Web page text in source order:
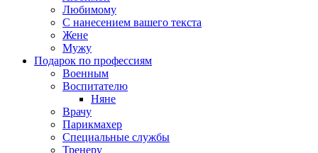
Любимому
С нанесением вашего текста
Жене
Мужу
Подарок по профессиям
Военным
Воспитателю
Няне
Врачу
Парикмахер
Специальные службы
Тренеру